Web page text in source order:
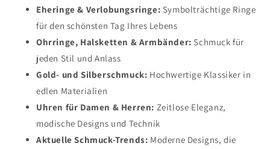
Eheringe & Verlobungsringe: Symbolträchtige Ringe
für den schönsten Tag Ihres Lebens
Ohrringe, Halsketten & Armbänder: Schmuck für
jeden Stil und Anlass
Gold- und Silberschmuck: Hochwertige Klassiker in
edlen Materialien
Uhren für Damen & Herren: Zeitlose Eleganz,
modische Designs und Technik
Aktuelle Schmuck-Trends: Moderne Designs, die